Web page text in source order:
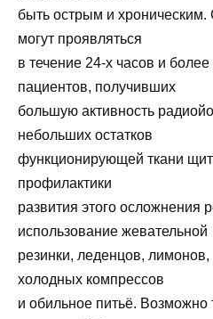
быть острым и
могут проявляться
в течение 24-х часов и
пациентов, получивших
большую активность
небольших остатков
функционирующей ткани
профилактики
развития этого осложнения
использование жевательной
резинки, леденцов,
холодных компрессов
и обильное питьё. Возможно